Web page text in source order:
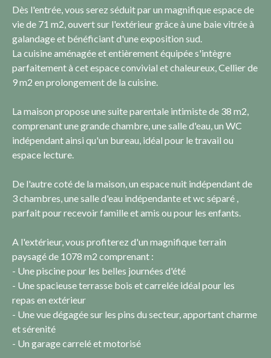
Dès l'entrée, vous serez séduit par un magnifique espace de
vie de 71 m2, ouvert sur l'extérieur grâce à une baie vitrée à
galandage et bénéficiant d'une exposition sud.
La cuisine aménagée et entièrement équipée s'intègre
parfaitement à cet espace convivial et chaleureux, Cellier de
9 m2 en prolongement de la cuisine.
La maison propose une suite parentale intimiste de 38 m2,
comprenant une grande chambre, une salle d'eau, un WC
indépendant ainsi qu'un bureau, idéal pour le travail ou
espace lecture.
De l'autre coté de la maison, un espace nuit indépendant de
3 chambres, une salle d'eau indépendante et wc séparé ,
parfait pour recevoir famille et amis ou pour les enfants.
A l'extérieur, vous profiterez d'un magnifique terrain
paysagé de 1078 m2 comprenant :
- Une piscine pour les belles journées d'été
- Une spacieuse terrasse bois et carrelée idéal pour les
repas en extérieur
- Une vue dégagée sur les pins du secteur, apportant charme
et sérenité
- Un garage carrelé et motorisé